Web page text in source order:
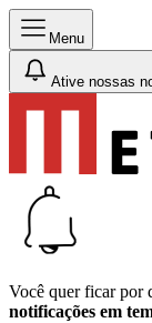
Menu
Ative nossas
Você quer ficar por
notificações em